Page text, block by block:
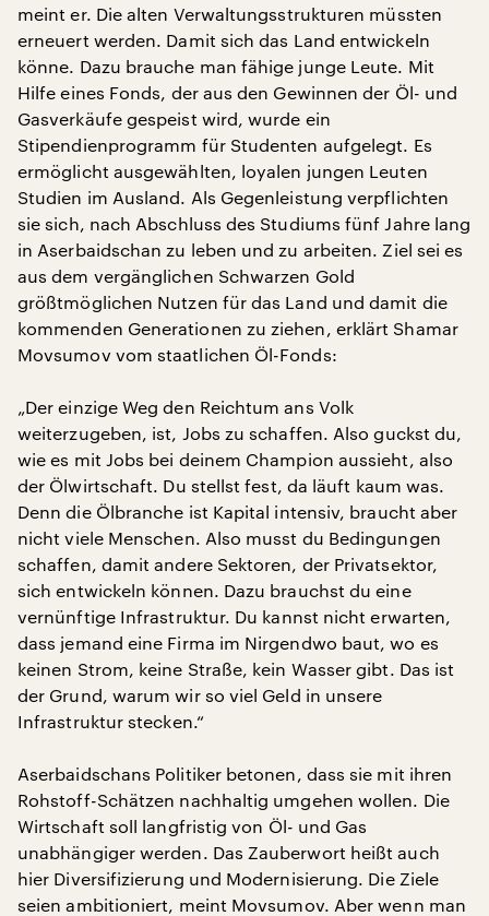
meint er. Die alten Verwaltungsstrukturen müssten
erneuert werden. Damit sich das Land entwickeln
könne. Dazu brauche man fähige junge Leute. Mit
Hilfe eines Fonds, der aus den Gewinnen der Öl- und
Gasverkäufe gespeist wird, wurde ein
Stipendienprogramm für Studenten aufgelegt. Es
ermöglicht ausgewählten, loyalen jungen Leuten
Studien im Ausland. Als Gegenleistung verpflichten
sie sich, nach Abschluss des Studiums fünf Jahre lang
in Aserbaidschan zu leben und zu arbeiten. Ziel sei es
aus dem vergänglichen Schwarzen Gold
größtmöglichen Nutzen für das Land und damit die
kommenden Generationen zu ziehen, erklärt Shamar
Movsumov vom staatlichen Öl-Fonds:
„Der einzige Weg den Reichtum ans Volk
weiterzugeben, ist, Jobs zu schaffen. Also guckst du,
wie es mit Jobs bei deinem Champion aussieht, also
der Ölwirtschaft. Du stellst fest, da läuft kaum was.
Denn die Ölbranche ist Kapital intensiv, braucht aber
nicht viele Menschen. Also musst du Bedingungen
schaffen, damit andere Sektoren, der Privatsektor,
sich entwickeln können. Dazu brauchst du eine
vernünftige Infrastruktur. Du kannst nicht erwarten,
dass jemand eine Firma im Nirgendwo baut, wo es
keinen Strom, keine Straße, kein Wasser gibt. Das ist
der Grund, warum wir so viel Geld in unsere
Infrastruktur stecken.“
Aserbaidschans Politiker betonen, dass sie mit ihren
Rohstoff-Schätzen nachhaltig umgehen wollen. Die
Wirtschaft soll langfristig von Öl- und Gas
unabhängiger werden. Das Zauberwort heißt auch
hier Diversifizierung und Modernisierung. Die Ziele
seien ambitioniert, meint Movsumov. Aber wenn man